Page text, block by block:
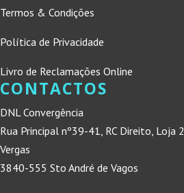
Termos & Condições
Política de Privacidade
Livro de Reclamações Online
CONTACTOS
DNL Convergência
Rua Principal nº39-41, RC Direito, Loja 2
Vergas
3840-555 Sto André de Vagos